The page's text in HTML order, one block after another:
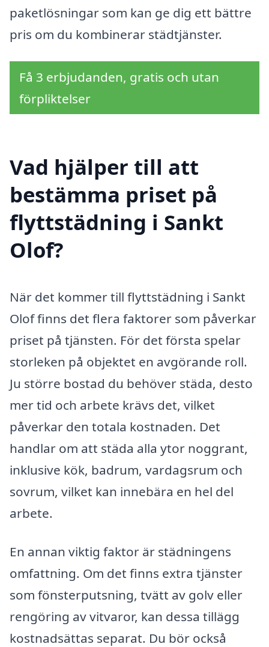
paketlösningar som kan ge dig ett bättre
pris om du kombinerar städtjänster.
Få 3 erbjudanden, gratis och utan
förpliktelser
Vad hjälper till att
bestämma priset på
flyttstädning i Sankt
Olof?
När det kommer till flyttstädning i Sankt
Olof finns det flera faktorer som påverkar
priset på tjänsten. För det första spelar
storleken på objektet en avgörande roll.
Ju större bostad du behöver städa, desto
mer tid och arbete krävs det, vilket
påverkar den totala kostnaden. Det
handlar om att städa alla ytor noggrant,
inklusive kök, badrum, vardagsrum och
sovrum, vilket kan innebära en hel del
arbete.
En annan viktig faktor är städningens
omfattning. Om det finns extra tjänster
som fönsterputsning, tvätt av golv eller
rengöring av vitvaror, kan dessa tillägg
kostnadsättas separat. Du bör också